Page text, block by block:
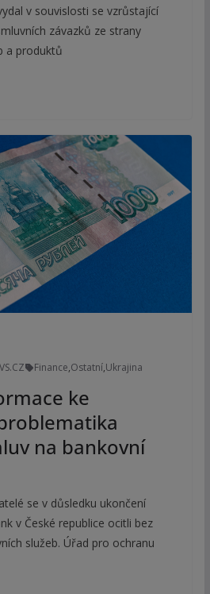
v souvislosti se vzrůstající
závazků ze strany
a produktů
Finance,Ostatní,Ukrajina
ke
na bankovní
se v důsledku ukončení
v České republice ocitli bez
služeb. Úřad pro ochranu